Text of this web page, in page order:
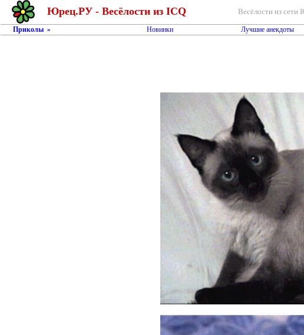
Юрец.РУ - Весёлости из ICQ Весёлости из сети
Приколы » Новинки Лучшие анекдоты